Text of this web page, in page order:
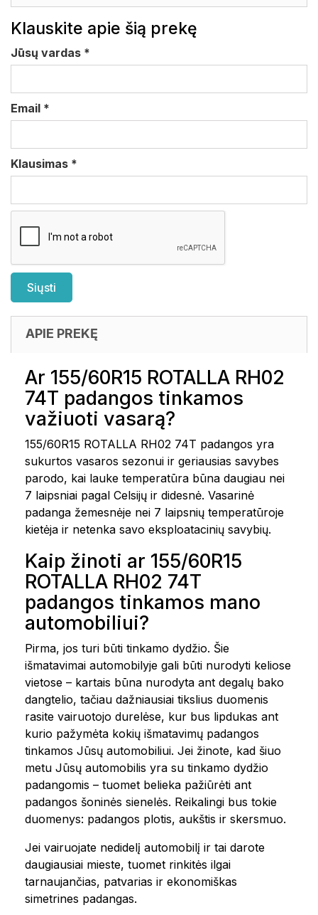
Klauskite apie šią prekę
Jūsų vardas *
Email *
Klausimas *
APIE PREKĘ
Ar 155/60R15 ROTALLA RH02
74T padangos tinkamos
važiuoti vasarą?
155/60R15 ROTALLA RH02 74T padangos yra
sukurtos vasaros sezonui ir geriausias savybes
parodo, kai lauke temperatūra būna daugiau nei
7 laipsniai pagal Celsijų ir didesnė. Vasarinė
padanga žemesnėje nei 7 laipsnių temperatūroje
kietėja ir netenka savo eksploatacinių savybių.
Kaip žinoti ar 155/60R15
ROTALLA RH02 74T
padangos tinkamos mano
automobiliui?
Pirma, jos turi būti tinkamo dydžio. Šie
išmatavimai automobilyje gali būti nurodyti keliose
vietose – kartais būna nurodyta ant degalų bako
dangtelio, tačiau dažniausiai tikslius duomenis
rasite vairuotojo durelėse, kur bus lipdukas ant
kurio pažymėta kokių išmatavimų padangos
tinkamos Jūsų automobiliui. Jei žinote, kad šiuo
metu Jūsų automobilis yra su tinkamo dydžio
padangomis – tuomet belieka pažiūrėti ant
padangos šoninės sienelės. Reikalingi bus tokie
duomenys: padangos plotis, aukštis ir skersmuo.
Jei vairuojate nedidelį automobilį ir tai darote
daugiausiai mieste, tuomet rinkitės ilgai
tarnaujančias, patvarias ir ekonomiškas
simetrines padangas.